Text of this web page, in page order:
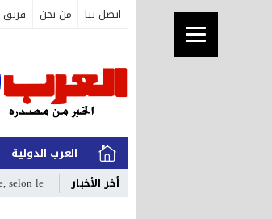
اتصل بنا من نحن فريق
العرب الدولية
أخر الأخبار